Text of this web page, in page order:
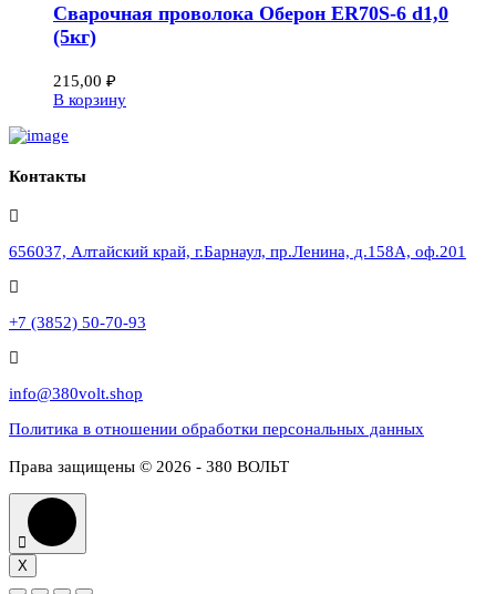
Сварочная проволока Оберон ER70S-6 d1,0
(5кг)
215,00 ₽
В корзину
Контакты
656037, Алтайский край, г.Барнаул, пр.Ленина, д.158А, оф.201
+7 (3852) 50-70-93
info@380volt.shop
Политика в отношении обработки персональных данных
Права защищены © 2026 - 380 ВОЛЬТ
X